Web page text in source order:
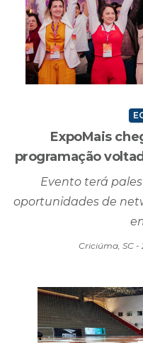
ExpoMais
programação
Evento terá
oportunidades de
Criciúma, SC -